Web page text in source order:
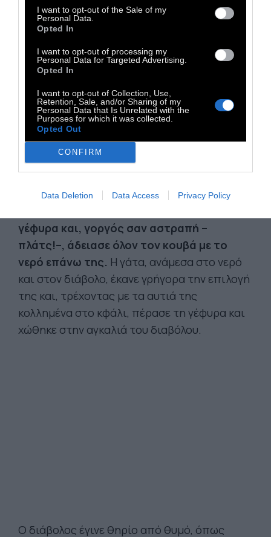
I want to opt-out of the Sale of my
Personal Data.
Opted In
I want to opt-out of processing my
Personal Data for Targeted Advertising.
Opted In
I want to opt-out of Collection, Use,
Retention, Sale, and/or Sharing of my
Personal Data that Is Unrelated with the
Purposes for which it was collected.
Opted Out
CONFIRM
Data Deletion Data Access Privacy Policy
ψιθύριζαν αναμεταξύ τους και η γάτα σήκωσε
τα μάτια πάνω στο κύριο δήμαρχο, γιατί στην
γάτα να κοιτάξει τον δήμαρχο. Όταν
κουράστηκε να τον κοιτάζει (γιατί ακόμα και
μια γάτα βαριέται κάποια στιγμή να κοιτάζει
έναν δήμαρχο), άρχισε να παίζει με τη βαριά,
χρυσή αλυσίδα του.
Όταν ο κύριος δήμαρχος πλησίασε στη
γέφυρα, όλοι οι άνδρες κράτησαν την
αναπνοή τους και όλες οι γυναίκες τη γλώσσα
γέφυρα και, γοργός σαν αστραπή –
πλάτς!–, άδειασε όλον τον κουβά με το
νερό επάνω της. Η γάτα, ανάμεσα στο νερό
και στον διάβολο, έκανε γρήγορα την επιλογή
της και, τρέχοντας με τα αυτιά της
κολλημένα στο κφάλι, πέρασε τη γέφυρα και
χώθηκε στην αγκαλιά του διαβόλου.
Ο διάβολος έγινε θηρίο από θυμό, όπως